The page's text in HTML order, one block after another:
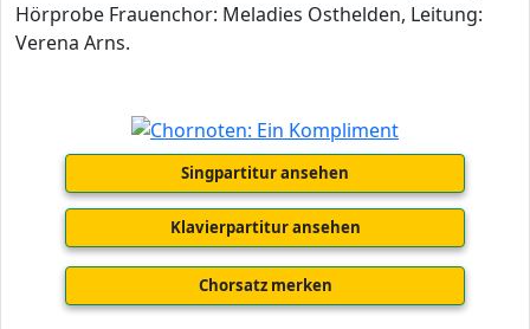
Hörprobe Frauenchor: Meladies Osthelden, Leitung:
Verena Arns.
Singpartitur ansehen
Klavierpartitur ansehen
Chorsatz merken